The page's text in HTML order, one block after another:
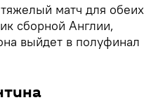
матч для обеих
сборной Англии,
выйдет в полуфинал